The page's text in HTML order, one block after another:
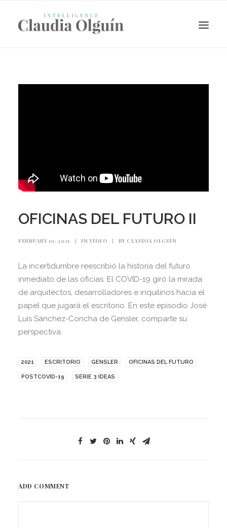
Search
OFICINAS DEL FUTURO II
FEBRUARY 10, 2021 | IN VIDEO | BY CLAUDIA OLGUÍN
La incertidumbre reescribió la historia del futuro
inmediato de las oficias. El COVID-19 giró la mirada
de arquitectos, desarrolladores e inquilinos hacia el
papel que jugará el escritorio. En este episodio José
Luis Sánchez-Concha de Gensler, comparte su
perspectiva.
2021 ESCRITORIO GENSLER OFICINAS DEL FUTURO
POSTCOVID-19 SERIE 3 IDEAS
ADD COMMENT